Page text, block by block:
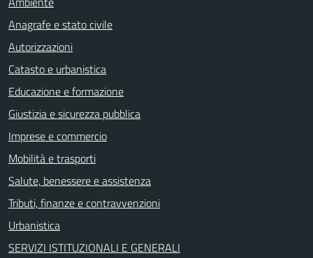
Anagrafe e stato civile
Autorizzazioni
Catasto e urbanistica
Educazione e formazione
Giustizia e sicurezza pubblica
Imprese e commercio
Mobilità e trasporti
Salute, benessere e assistenza
Tributi, finanze e contravvenzioni
Urbanistica
SERVIZI ISTITUZIONALI E GENERALI